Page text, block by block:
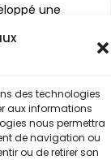
des technologies
aux informations
nous permettra
de navigation ou
ou de retirer son
une
traçage
et de
critiques et
éléments